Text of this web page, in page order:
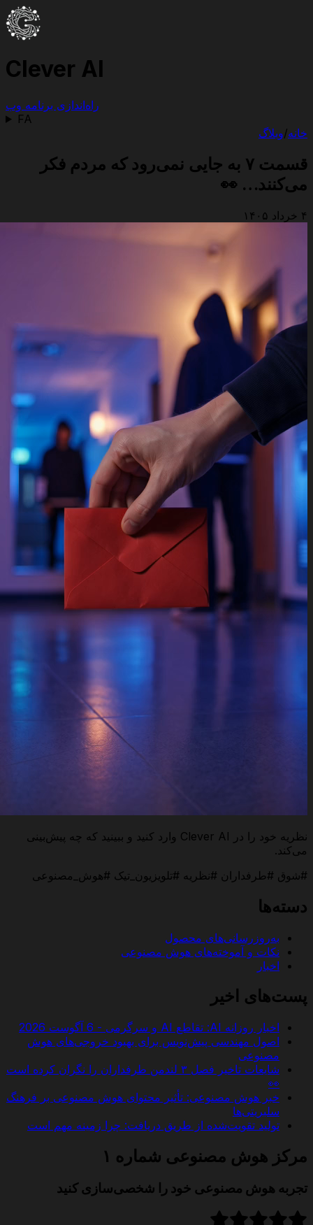
Clever AI
راه‌اندازی برنامه وب
FA
خانه/وبلاگ
قسمت ۷ به جایی نمی‌رود که مردم فکر
می‌کنند… 👀
۴ خرداد ۱۴۰۵
نظریه خود را در Clever AI وارد کنید و ببینید که چه پیش‌بینی
می‌کند.
#شوق #طرفداران #نظریه #تلویزیون_تیک #هوش_مصنوعی
دسته‌ها
به‌روزرسانی‌های محصول
نکات و آموخته‌های هوش مصنوعی
اخبار
پست‌های اخیر
اخبار روزانه AI: تقاطع AI و سرگرمی - 6 آگوست 2026
اصول مهندسی پیش‌نویس برای بهبود خروجی‌های هوش
مصنوعی
شایعات تاخیر فصل ۳ لندمن طرفداران را نگران کرده است
👀
خبر هوش مصنوعی: تأثیر محتوای هوش مصنوعی بر فرهنگ
سلبریتی‌ها
تولید تقویت‌شده از طریق دریافت: چرا زمینه مهم است
مرکز هوش مصنوعی شماره ۱
تجربه هوش مصنوعی خود را شخصی‌سازی کنید